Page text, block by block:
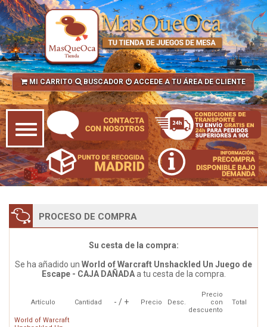
MI CARRITO BUSCADOR ACCEDE A TU ÁREA DE CLIENTE
PROCESO DE COMPRA
Su cesta de la compra:
Se ha añadido un World of Warcraft Unshackled Un Juego de
Escape - CAJA DAÑADAa tu cesta de la compra.
Artículo Cantidad - / + Precio Desc.
Precio
con
descuento
Total
World of Warcraft